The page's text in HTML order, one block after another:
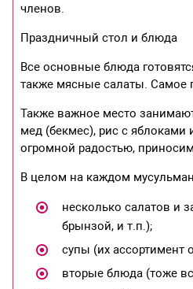
членов.
Праздничный стол и блюда
Все основные блюда
также мясные салаты. Самое
Также важное место
мед (бекмес), рис с яблоками
огромной радостью,
В целом на каждом
несколько салатов и
брынзой, и т.п.);
супы (их ассортимент
вторые блюда (тоже